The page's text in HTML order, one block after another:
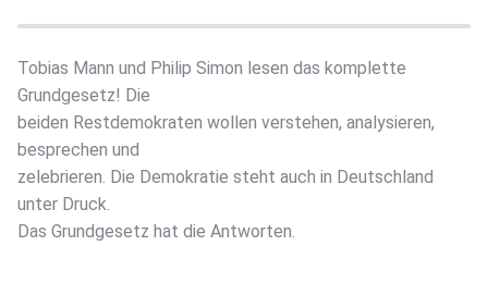
Tobias Mann und Philip Simon lesen das komplette
Grundgesetz! Die
beiden Restdemokraten wollen verstehen, analysieren,
besprechen und
zelebrieren. Die Demokratie steht auch in Deutschland
unter Druck.
Das Grundgesetz hat die Antworten.